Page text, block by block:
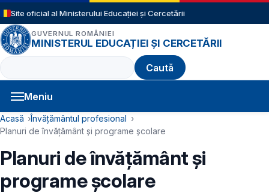
Sari la conținutul principal
Site oficial al Ministerului Educației și Cercetării
GUVERNUL ROMÂNIEI
MINISTERUL EDUCAȚIEI ȘI CERCETĂRII
Caută
Meniu
Navigație principală
Cale de navigare
Acasă
Învățământul profesional
Planuri de învățământ și programe școlare
Planuri de învățământ și
programe școlare